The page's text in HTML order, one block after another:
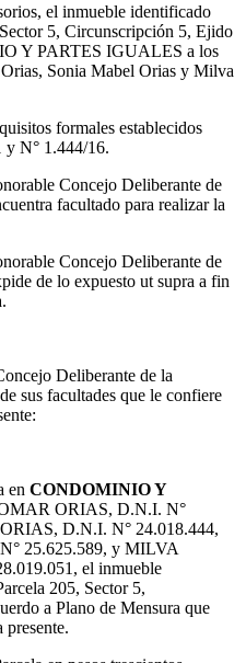
el inmueble identificado
5, Circunscripción 5, Ejido
Y PARTES IGUALES a los
Sonia Mabel Orias y Milva
formales establecidos
y N° 1.444/16.
Concejo Deliberante de
facultado para realizar la
Concejo Deliberante de
de lo expuesto ut supra a fin
de la
sus facultades que le confiere
en CONDOMINIO Y
ORIAS, D.N.I. N°
D.N.I. N° 24.018.444,
25.625.589, y MILVA
el inmueble
205, Sector 5,
a Plano de Mensura que
presente.